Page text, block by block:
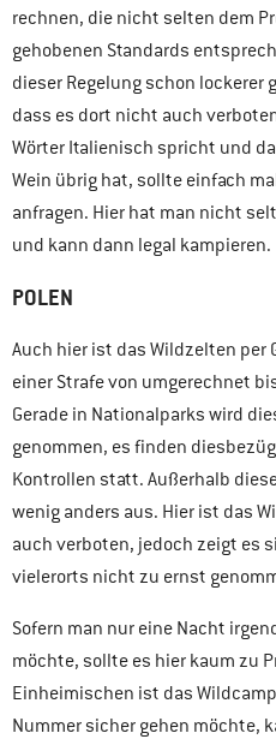
rechnen, die nicht selten dem
gehobenen Standards
dieser Regelung schon lockerer
dass es dort nicht auch
Wörter Italienisch spricht und
Wein übrig hat, sollte einfach
anfragen. Hier hat man nicht
und kann dann legal kampieren.
POLEN
Auch hier ist das Wildzelten
einer Strafe von umgerechnet
Gerade in Nationalparks wird
genommen, es finden
Kontrollen statt. Außerhalb
wenig anders aus. Hier ist das
auch verboten, jedoch zeigt es
vielerorts nicht zu ernst
Sofern man nur eine Nacht
möchte, sollte es hier kaum zu
Einheimischen ist das
Nummer sicher gehen möchte,